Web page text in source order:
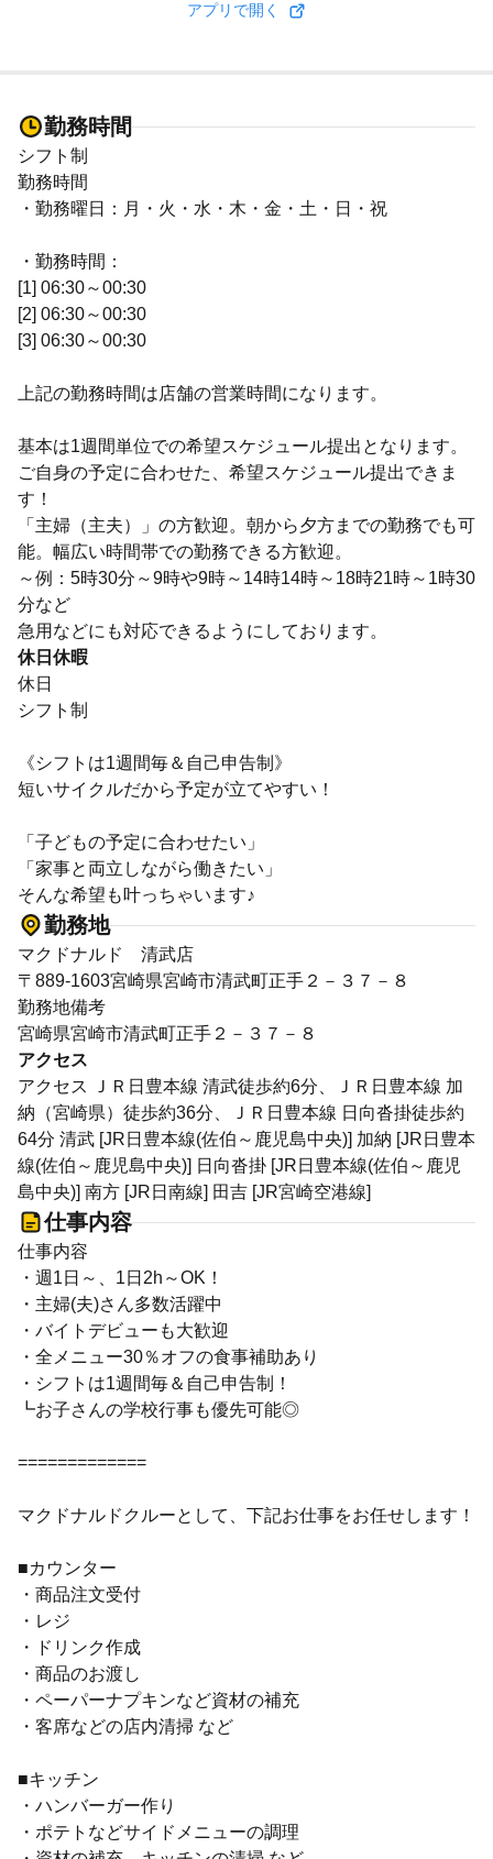
アプリで開く
勤務時間
シフト制
勤務時間
・勤務曜日：月・火・水・木・金・土・日・祝
・勤務時間：
[1] 06:30～00:30
[2] 06:30～00:30
[3] 06:30～00:30
上記の勤務時間は店舗の営業時間になります。
基本は1週間単位での希望スケジュール提出となります。
ご自身の予定に合わせた、希望スケジュール提出できま
す！
「主婦（主夫）」の方歓迎。朝から夕方までの勤務でも可
能。幅広い時間帯での勤務できる方歓迎。
～例：5時30分～9時や9時～14時14時～18時21時～1時30
分など
急用などにも対応できるようにしております。
休日休暇
休日
シフト制
《シフトは1週間毎＆自己申告制》
短いサイクルだから予定が立てやすい！
「子どもの予定に合わせたい」
「家事と両立しながら働きたい」
そんな希望も叶っちゃいます♪
勤務地
マクドナルド 清武店
〒889-1603宮崎県宮崎市清武町正手２－３７－８
勤務地備考
宮崎県宮崎市清武町正手２－３７－８
アクセス
アクセス ＪＲ日豊本線 清武徒歩約6分、ＪＲ日豊本線 加
納（宮崎県）徒歩約36分、ＪＲ日豊本線 日向沓掛徒歩約
64分 清武 [JR日豊本線(佐伯～鹿児島中央)] 加納 [JR日豊本
線(佐伯～鹿児島中央)] 日向沓掛 [JR日豊本線(佐伯～鹿児
島中央)] 南方 [JR日南線] 田吉 [JR宮崎空港線]
仕事内容
仕事内容
・週1日～、1日2h～OK！
・主婦(夫)さん多数活躍中
・バイトデビューも大歓迎
・全メニュー30％オフの食事補助あり
・シフトは1週間毎＆自己申告制！
┗お子さんの学校行事も優先可能◎
=============
マクドナルドクルーとして、下記お仕事をお任せします！
■カウンター
・商品注文受付
・レジ
・ドリンク作成
・商品のお渡し
・ペーパーナプキンなど資材の補充
・客席などの店内清掃 など
■キッチン
・ハンバーガー作り
・ポテトなどサイドメニューの調理